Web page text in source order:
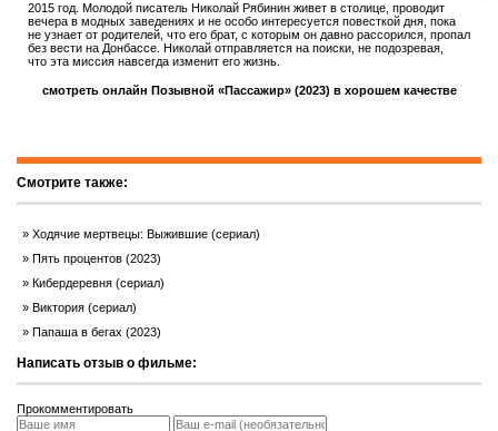
2015 год. Молодой писатель Николай Рябинин живет в столице, проводит
вечера в модных заведениях и не особо интересуется повесткой дня, пока
не узнает от родителей, что его брат, с которым он давно рассорился, пропал
без вести на Донбассе. Николай отправляется на поиски, не подозревая,
что эта миссия навсегда изменит его жизнь.
смотреть онлайн Позывной «Пассажир» (2023) в хорошем качестве
Смотрите также:
Ходячие мертвецы: Выжившие (сериал)
Пять процентов (2023)
Кибердеревня (сериал)
Виктория (сериал)
Папаша в бегах (2023)
Написать отзыв о фильме:
Прокомментировать